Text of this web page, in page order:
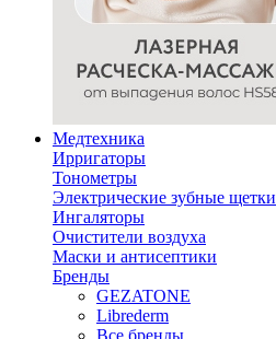
Медтехника
Ирригаторы
Тонометры
Электрические зубные щетки
Ингаляторы
Очистители воздуха
Маски и антисептики
Бренды
GEZATONE
Librederm
Все бренды